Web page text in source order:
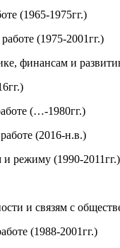
(1965-1975гг.)
(1975-2001гг.)
финансам и
(…-1980гг.)
(2016-н.в.)
режиму (1990-2011гг.)
и связям с
(1988-2001гг.)